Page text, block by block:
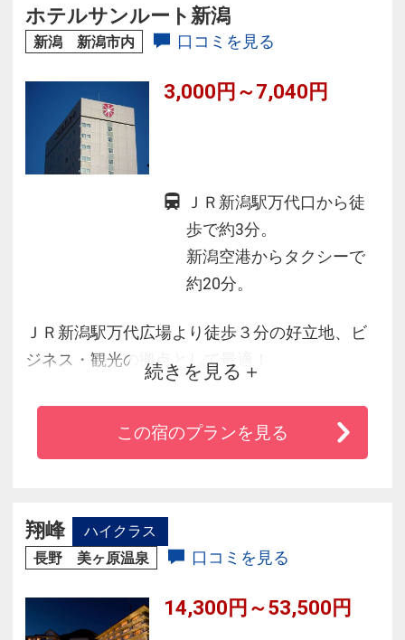
ホテルサンルート新潟
新潟 新潟市内 口コミを見る
3,000円～7,040円
ＪＲ新潟駅万代口から徒
歩で約3分。
新潟空港からタクシーで
約20分。
ＪＲ新潟駅万代広場より徒歩３分の好立地、ビ
ジネス・観光の拠点として最適！
ホテル周辺に郷土料理、居酒屋等多数あり新潟
の味を満喫できます。
「ゆとり」と「くつろぎ」をテーマに、客室は
続きを見る
この宿のプランを見る
翔峰
ハイクラス
長野 美ヶ原温泉
口コミを見る
14,300円～53,500円